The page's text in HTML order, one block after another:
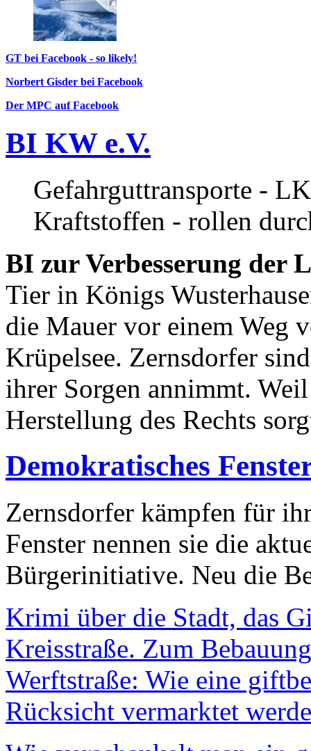
GT bei Facebook - so likely!
Norbert Gisder bei Facebook
Der MPC auf Facebook
BI KW e.V.
Gefahrguttransporte -
Kraftstoffen - rollen
BI zur Verbesserung der
Tier in Königs
die Mauer vor einem Weg
Krüpelsee. Zernsdorfer
ihrer Sorgen annimmt.
Herstellung des Rechts
Demokratisches
Zernsdorfer kämpfen für
Fenster nennen sie die
Bürgerinitiative. Neu die
Krimi über die Stadt, das
Kreisstraße. Zum
Werftstraße: Wie eine
Rücksicht vermarktet